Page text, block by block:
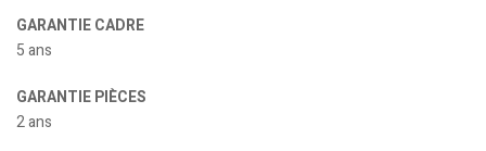
GARANTIE CADRE
5 ans
GARANTIE PIÈCES
2 ans